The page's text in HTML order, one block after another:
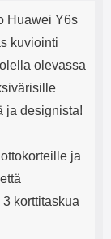
USB: DC5V/3.0A
(18W) 12V/1.5
C: 5V/3A (PD15W)
(PD20W)
Total Effekt:
pituus: 1 metri
e
Huawei Y6s
kuviointi
olevassa
ja designista!
ja
korttitaskua